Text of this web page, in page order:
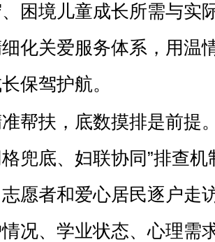
困境儿童成长所需与实
化关爱服务体系，用温
保驾护航。
帮扶，底数摸排是前提
兜底、妇联协同”排查
愿者和爱心居民逐户走
况、学业状态、心理需